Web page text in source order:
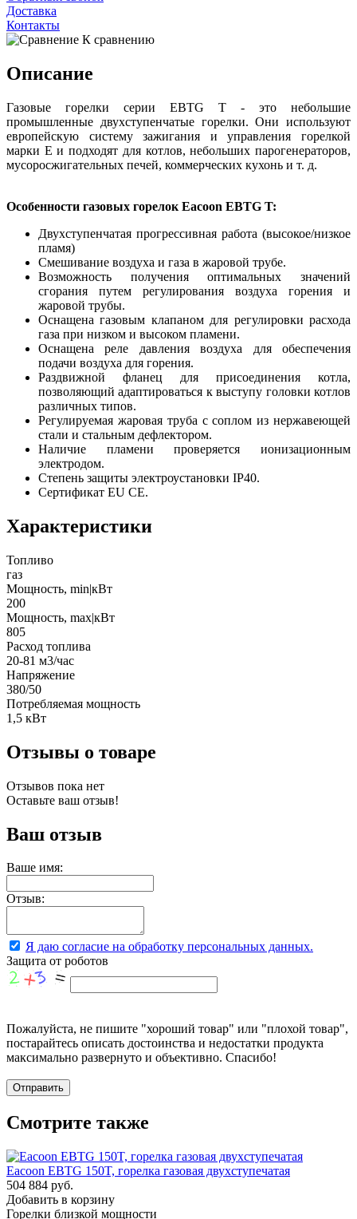
Доставка
Контакты
К сравнению
Описание
Газовые горелки серии EBTG T - это небольшие
промышленные двухступенчатые горелки. Они используют
европейскую систему зажигания и управления горелкой
марки E и подходят для котлов, небольших парогенераторов,
мусоросжигательных печей, коммерческих кухонь и т. д.
Особенности газовых горелок Eacoon EBTG T:
Двухступенчатая прогрессивная работа (высокое/низкое
пламя)
Смешивание воздуха и газа в жаровой трубе.
Возможность получения оптимальных значений
сгорания путем регулирования воздуха горения и
жаровой трубы.
Оснащена газовым клапаном для регулировки расхода
газа при низком и высоком пламени.
Оснащена реле давления воздуха для обеспечения
подачи воздуха для горения.
Раздвижной фланец для присоединения котла,
позволяющий адаптироваться к выступу головки котлов
различных типов.
Регулируемая жаровая труба с соплом из нержавеющей
стали и стальным дефлектором.
Наличие пламени проверяется ионизационным
электродом.
Степень защиты электроустановки IP40.
Сертификат EU CE.
Характеристики
Топливо
газ
Мощность, min|кВт
200
Мощность, max|кВт
805
Расход топлива
20-81 м3/час
Напряжение
380/50
Потребляемая мощность
1,5 кВт
Отзывы о товаре
Отзывов пока нет
Оставьте ваш отзыв!
Ваш отзыв
Ваше имя:
Отзыв:
Я даю согласие на обработку персональных данных.
Защита от роботов
Пожалуйста, не пишите "хороший товар" или "плохой товар",
постарайтесь описать достоинства и недостатки продукта
максимально развернуто и объективно. Спасибо!
Смотрите также
Eacoon EBTG 150T, горелка газовая двухступечатая
504 884 руб.
Добавить в корзину
Горелки близкой мощности